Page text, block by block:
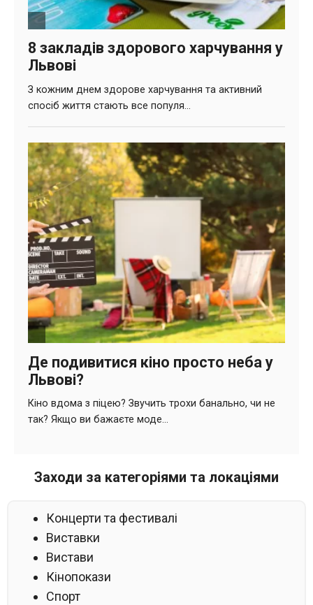
Заходи за категоріями та локаціями
Концерти та фестивалі
Виставки
Вистави
Кінопокази
Спорт